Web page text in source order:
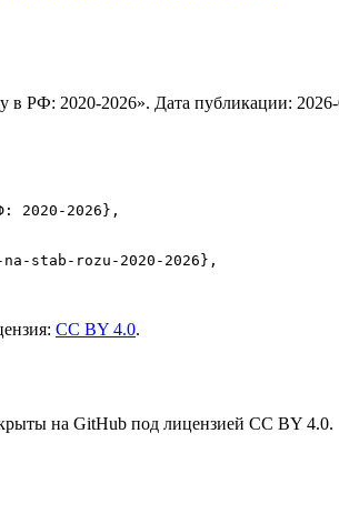
в РФ: 2020-2026». Дата публикации:
2020-2026},
stab-rozu-2020-2026},
CC BY 4.0.
на GitHub под лицензией CC BY 4.0.